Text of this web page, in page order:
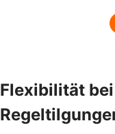
Flexibilität